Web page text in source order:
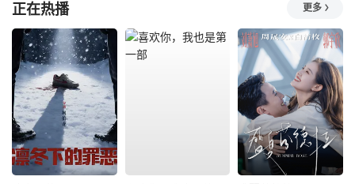
正在热播 更多